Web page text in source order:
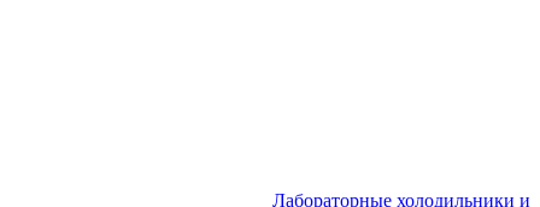
Лабораторные холодильники и